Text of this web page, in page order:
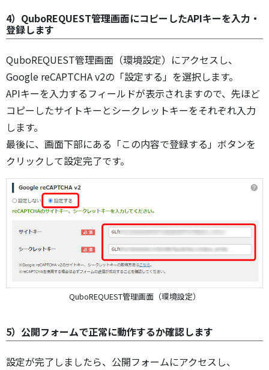
4）QuboREQUEST管理画面にコピーしたAPIキーを入力・
登録します
QuboREQUEST管理画面（環境設定）にアクセスし、
Google reCAPTCHA v2の「設定する」を選択します。
APIキーを入力するフィールドが表示されますので、先ほど
コピーしたサイトキーとシークレットキーをそれぞれ入力
します。
最後に、画面下部にある「この内容で登録する」ボタンを
クリックして設定完了です。
QuboREQUEST管理画面（環境設定）
5）公開フォームで正常に動作するか確認します
設定が完了しましたら、公開フォームにアクセスし、